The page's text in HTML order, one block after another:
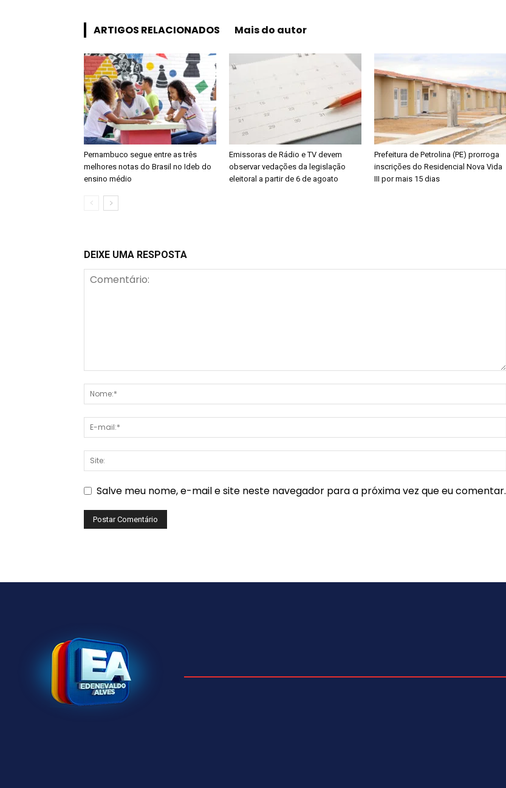
ARTIGOS RELACIONADOS Mais do autor
Pernambuco segue entre as três
melhores notas do Brasil no Ideb do
ensino médio
Emissoras de Rádio e TV devem
observar vedações da legislação
eleitoral a partir de 6 de agoato
Prefeitura de Petrolina (PE) prorroga
inscrições do Residencial Nova Vida
III por mais 15 dias
DEIXE UMA RESPOSTA
Salve meu nome, e-mail e site neste navegador para a próxima vez que eu comentar.